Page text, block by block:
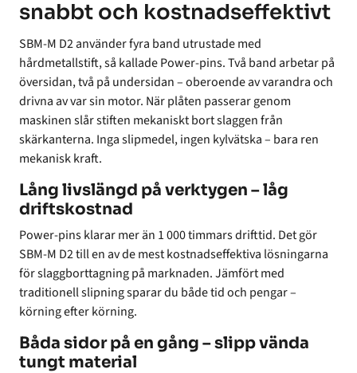
snabbt och kostnadseffektivt
SBM-M D2 använder fyra band utrustade med
hårdmetallstift, så kallade Power-pins. Två band arbetar på
översidan, två på undersidan – oberoende av varandra och
drivna av var sin motor. När plåten passerar genom
maskinen slår stiften mekaniskt bort slaggen från
skärkanterna. Inga slipmedel, ingen kylvätska – bara ren
mekanisk kraft.
Lång livslängd på verktygen – låg
driftskostnad
Power-pins klarar mer än 1 000 timmars drifttid. Det gör
SBM-M D2 till en av de mest kostnadseffektiva lösningarna
för slaggborttagning på marknaden. Jämfört med
traditionell slipning sparar du både tid och pengar –
körning efter körning.
Båda sidor på en gång – slipp vända
tungt material